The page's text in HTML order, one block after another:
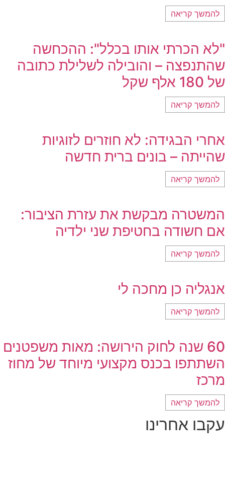
להמשך קריאה
"לא הכרתי אותו בכלל": ההכחשה
שהתנפצה – והובילה לשלילת כתובה
של 180 אלף שקל
להמשך קריאה
אחרי הבגידה: לא חוזרים לזוגיות
שהייתה – בונים ברית חדשה
להמשך קריאה
המשטרה מבקשת את עזרת הציבור:
אם חשודה בחטיפת שני ילדיה
להמשך קריאה
אנגליה כן מחכה לי
להמשך קריאה
60 שנה לחוק הירושה: מאות משפטנים
השתתפו בכנס מקצועי מיוחד של מחוז
מרכז
להמשך קריאה
עקבו אחרינו